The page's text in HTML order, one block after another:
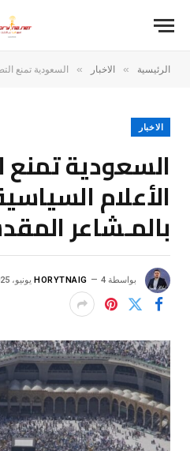
الرئيسية » الاخبار » السعودية تمنع التصوير
الاخبار
السعودية تمنع
الأعلام
بالمـشاعر
بواسطة HORYTNAIG 4 يونيو، 2025